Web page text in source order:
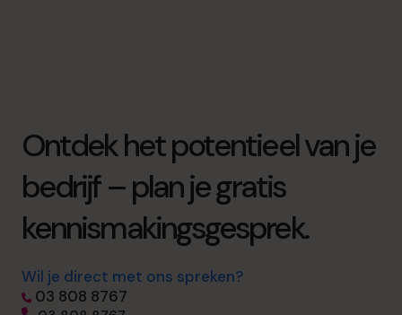
Ontdek het potentieel van je
bedrijf – plan je gratis
kennismakingsgesprek.
Wil je direct met ons spreken?
03 808 8767